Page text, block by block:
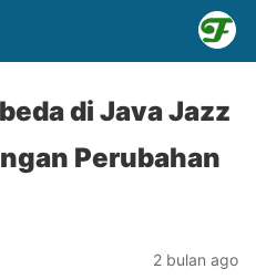
di Java Jazz
Perubahan
2 bulan ago